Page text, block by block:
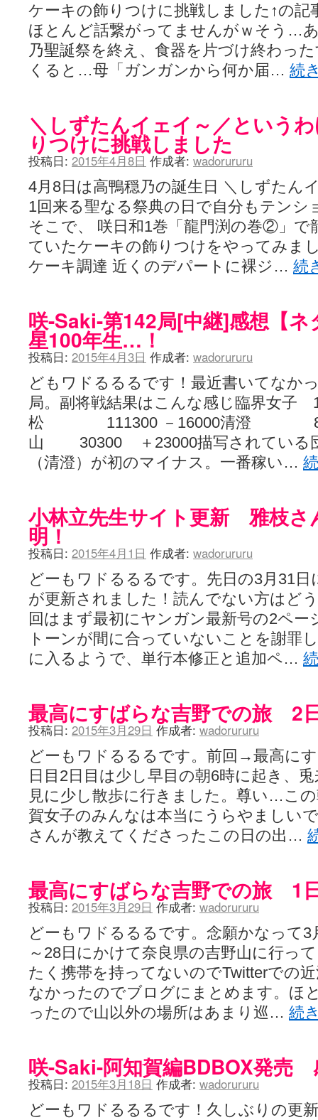
ケーキの飾りつけに挑戦しました↑の記
ほとんど話繋がってませんがｗそう…
乃聖誕祭を終え、食器を片づけ終わっ
くると…母「ガンガンから何か届… 続
＼しずたんイェイ～／という
りつけに挑戦しました
投稿日: 2015年4月8日 作成者: wadorururu
4月8日は高鴨穏乃の誕生日 ＼しずたん
1回来る聖なる祭典の日で自分もテンシ
そこで、 咲日和1巻「龍門渕の巻②」で
ていたケーキの飾りつけをやってみま
ケーキ調達 近くのデパートに裸ジ… 続
咲-Saki-第142局[中継]感想【
星100年生…！
投稿日: 2015年4月3日 作成者: wadorururu
どもワドるるるです！最近書いてなか
局。副将戦結果はこんな感じ臨界女子
松 111300 －16000清澄
山 30300 ＋23000描写されている
（清澄）が初のマイナス。一番稼い…
小林立先生サイト更新 雅枝さ
明！
投稿日: 2015年4月1日 作成者: wadorururu
どーもワドるるるです。先日の3月31
が更新されました！読んでない方はど
回はまず最初にヤンガン最新号の2ペ
トーンが間に合っていないことを謝罪
に入るようで、単行本修正と追加ペ…
最高にすばらな吉野での旅 2
投稿日: 2015年3月29日 作成者: wadorururu
どーもワドるるるです。前回→最高に
日目2日目は少し早目の朝6時に起き、
見に少し散歩に行きました。尊い…こ
賀女子のみんなは本当にうらやましい
さんが教えてくださったこの日の出…
最高にすばらな吉野での旅 1
投稿日: 2015年3月29日 作成者: wadorururu
どーもワドるるるです。念願かなって3
～28日にかけて奈良県の吉野山に行っ
たく携帯を持ってないのでTwitterでの
なかったのでブログにまとめます。ほ
ったので山以外の場所はあまり巡… 続
咲-Saki-阿知賀編BDBOX発売
投稿日: 2015年3月18日 作成者: wadorururu
どーもワドるるるです！久しぶりの更